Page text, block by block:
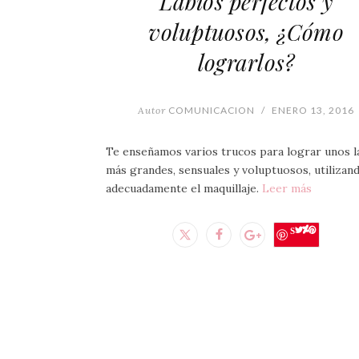
voluptuosos, ¿Cómo
lograrlos?
Autor COMUNICACION / ENERO 13, 2016
Te enseñamos varios trucos para lograr unos
más grandes, sensuales y voluptuosos,
adecuadamente el maquillaje. Leer más
Save